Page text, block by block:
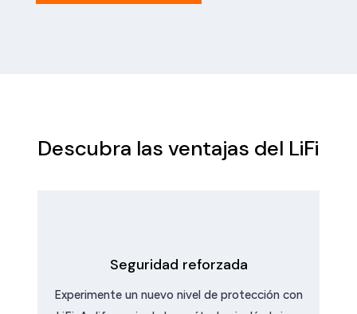
Descubra las ventajas del LiFi
Seguridad reforzada
Experimente un nuevo nivel de protección con